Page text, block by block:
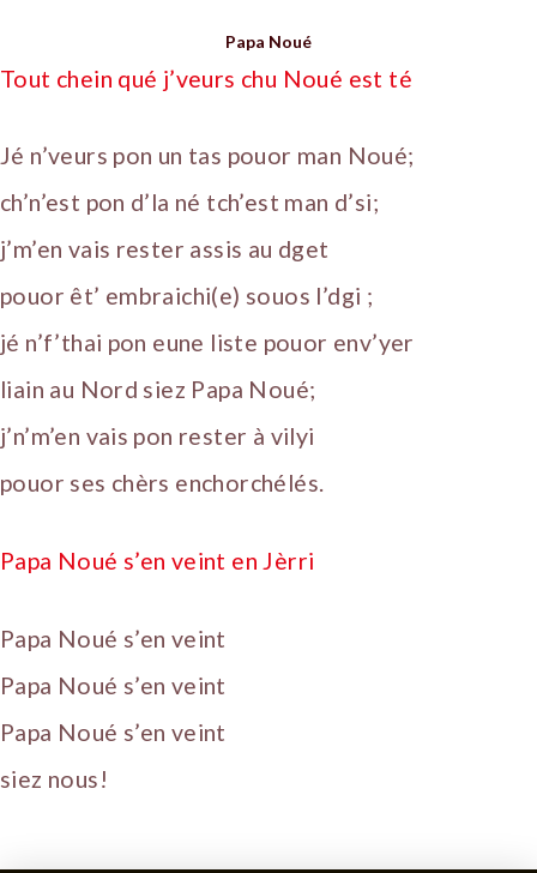
Papa Noué
Tout chein qué j’veurs chu Noué est té
Jé n’veurs pon un tas pouor man Noué;
ch’n’est pon d’la né tch’est man d’si;
j’m’en vais rester assis au dget
pouor êt’ embraichi(e) souos l’dgi ;
jé n’f’thai pon eune liste pouor env’yer
liain au Nord siez Papa Noué;
j’n’m’en vais pon rester à vilyi
pouor ses chèrs enchorchélés.
Papa Noué s’en veint en Jèrri
Papa Noué s’en veint
Papa Noué s’en veint
Papa Noué s’en veint
siez nous!